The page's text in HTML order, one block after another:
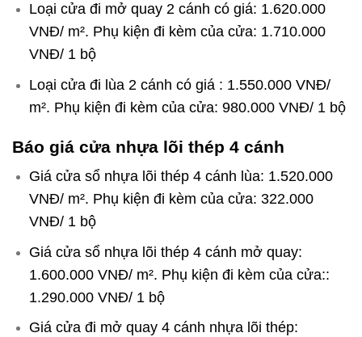
Loại cửa đi mở quay 2 cánh có giá: 1.620.000
VNĐ/ m². Phụ kiện đi kèm của cửa: 1.710.000
VNĐ/ 1 bộ
Loại cửa đi lùa 2 cánh có giá : 1.550.000 VNĐ/
m². Phụ kiện đi kèm của cửa: 980.000 VNĐ/ 1 bộ
Báo giá cửa nhựa lõi thép 4 cánh
Giá cửa sổ nhựa lõi thép 4 cánh lùa: 1.520.000
VNĐ/ m². Phụ kiện đi kèm của cửa: 322.000
VNĐ/ 1 bộ
Giá cửa sổ nhựa lõi thép 4 cánh mở quay:
1.600.000 VNĐ/ m². Phụ kiện đi kèm của cửa::
1.290.000 VNĐ/ 1 bộ
Giá cửa đi mở quay 4 cánh nhựa lõi thép: